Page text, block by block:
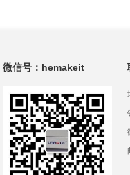
微信号：hemakeit